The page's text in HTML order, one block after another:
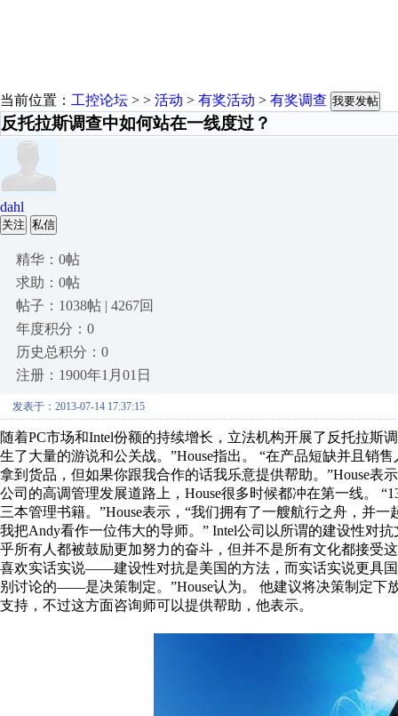
当前位置： 工控论坛 > > 活动 > 有奖活动 > 有奖调查 我要发帖
反托拉斯调查中如何站在一线度过？
dahl
关注 私信
精华：0帖
求助：0帖
帖子：1038帖 | 4267回
年度积分：0
历史总积分：0
注册：1900年1月01日
发表于：2013-07-14 17:37:15
随着PC市场和Intel份额的持续增长，立法机构开展了反托拉斯
生了大量的游说和公关战。”House指出。 “在产品短缺并且销
拿到货品，但如果你跟我合作的话我乐意提供帮助。”House表
公司的高调管理发展道路上，House很多时候都冲在第一线。
三本管理书籍。”House表示，“我们拥有了一艘航行之舟，
我把Andy看作一位伟大的导师。” Intel公司以所谓的建设性对
乎所有人都被鼓励更加努力的奋斗，但并不是所有文化都接受
喜欢实话实说——建设性对抗是美国的方法，而实话实说更具
别讨论的——是决策制定。”House认为。 他建议将决策制定下
支持，不过这方面咨询师可以提供帮助，他表示。